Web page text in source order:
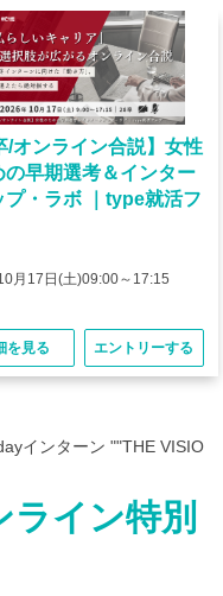
/オンライン合説】女性
の早期選考＆インター
プ・ラボ ｜type就活フ
月17日(土)09:00～17:15
を見る エントリーする
インターン ""THE VISIO
ライン特別